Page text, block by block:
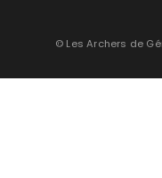
© Les Archers de